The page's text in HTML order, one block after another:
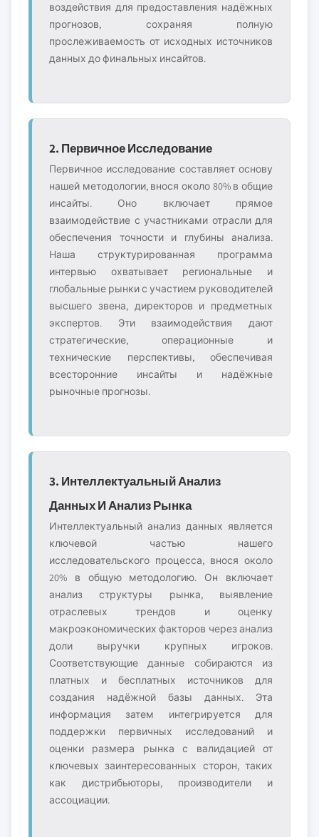
воздействия для предоставления надёжных
прогнозов, сохраняя полную
прослеживаемость от исходных источников
данных до финальных инсайтов.
2. Первичное Исследование
Первичное исследование составляет основу
нашей методологии, внося около 80% в общие
инсайты. Оно включает прямое
взаимодействие с участниками отрасли для
обеспечения точности и глубины анализа.
Наша структурированная программа
интервью охватывает региональные и
глобальные рынки с участием руководителей
высшего звена, директоров и предметных
экспертов. Эти взаимодействия дают
стратегические, операционные и
технические перспективы, обеспечивая
всесторонние инсайты и надёжные
рыночные прогнозы.
3. Интеллектуальный Анализ
Данных И Анализ Рынка
Интеллектуальный анализ данных является
ключевой частью нашего
исследовательского процесса, внося около
20% в общую методологию. Он включает
анализ структуры рынка, выявление
отраслевых трендов и оценку
макроэкономических факторов через анализ
доли выручки крупных игроков.
Соответствующие данные собираются из
платных и бесплатных источников для
создания надёжной базы данных. Эта
информация затем интегрируется для
поддержки первичных исследований и
оценки размера рынка с валидацией от
ключевых заинтересованных сторон, таких
как дистрибьюторы, производители и
ассоциации.